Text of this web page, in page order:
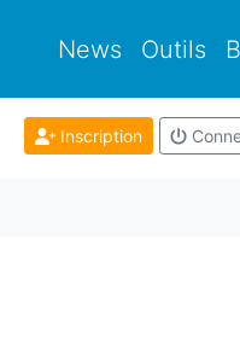
News Outils
Inscription